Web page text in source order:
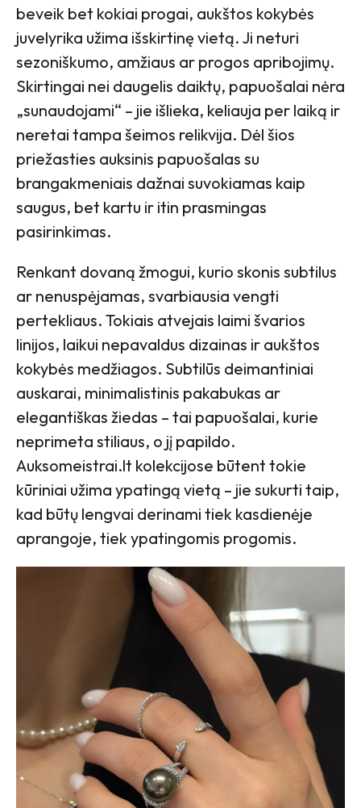
beveik bet kokiai progai, aukštos kokybės
juvelyrika užima išskirtinę vietą. Ji neturi
sezoniškumo, amžiaus ar progos apribojimų.
Skirtingai nei daugelis daiktų, papuošalai nėra
„sunaudojami“ – jie išlieka, keliauja per laiką ir
neretai tampa šeimos relikvija. Dėl šios
priežasties auksinis papuošalas su
brangakmeniais dažnai suvokiamas kaip
saugus, bet kartu ir itin prasmingas
pasirinkimas.
Renkant dovaną žmogui, kurio skonis subtilus
ar nenuspėjamas, svarbiausia vengti
pertekliaus. Tokiais atvejais laimi švarios
linijos, laikui nepavaldus dizainas ir aukštos
kokybės medžiagos. Subtilūs deimantiniai
auskarai, minimalistinis pakabukas ar
elegantiškas žiedas – tai papuošalai, kurie
neprimeta stiliaus, o jį papildo.
Auksomeistrai.lt kolekcijose būtent tokie
kūriniai užima ypatingą vietą – jie sukurti taip,
kad būtų lengvai derinami tiek kasdienėje
aprangoje, tiek ypatingomis progomis.